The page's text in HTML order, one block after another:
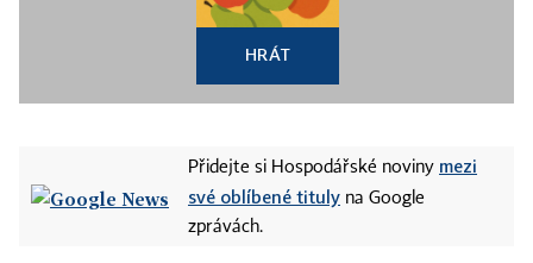
HRÁT
Přidejte si Hospodářské noviny mezi
své oblíbené tituly na Google
zprávách.